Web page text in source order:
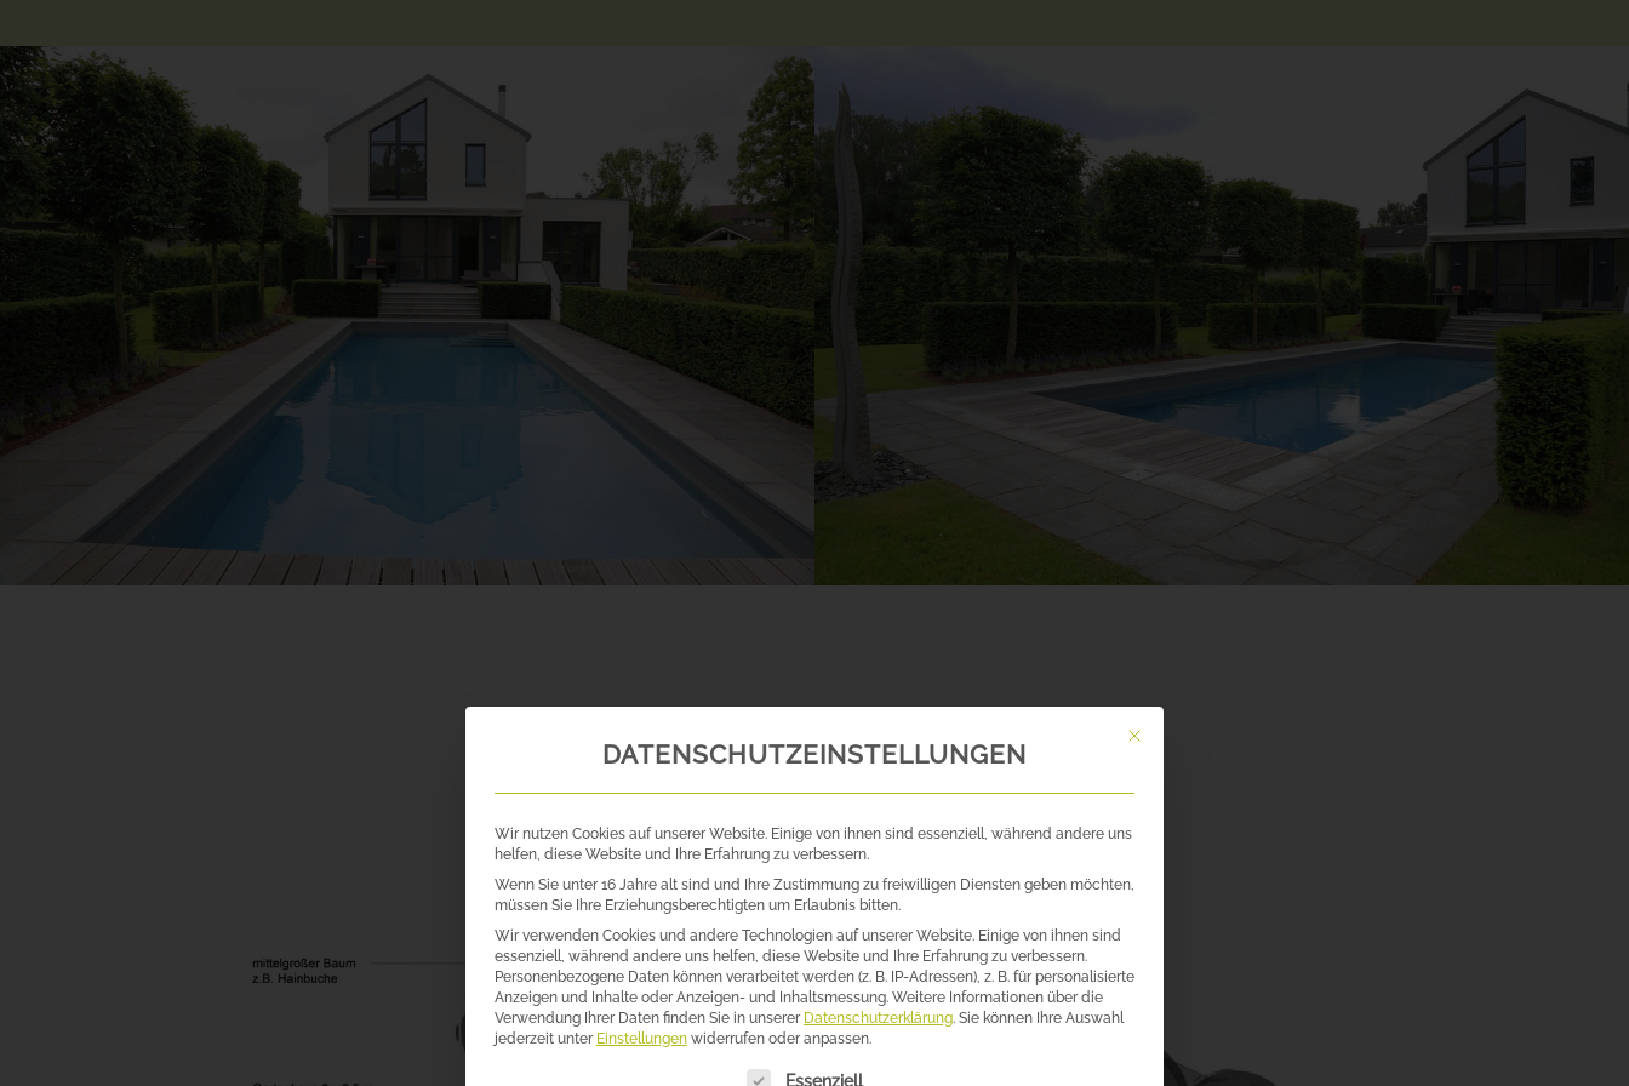
Mit diesem Button wird der Dialog geschlossen. Seine Funktionalität ist
DATENSCHUTZEINSTELLUNGEN
Wir nutzen Cookies auf unserer Website. Einige von ihnen sind essenziell, während andere uns
helfen, diese Website und Ihre Erfahrung zu verbessern.
Wenn Sie unter 16 Jahre alt sind und Ihre Zustimmung zu freiwilligen Diensten geben möchten,
müssen Sie Ihre Erziehungsberechtigten um Erlaubnis bitten.
Wir verwenden Cookies und andere Technologien auf unserer Website. Einige von ihnen sind
essenziell, während andere uns helfen, diese Website und Ihre Erfahrung zu verbessern.
Personenbezogene Daten können verarbeitet werden (z. B. IP-Adressen), z. B. für personalisierte
Anzeigen und Inhalte oder Anzeigen- und Inhaltsmessung. Weitere Informationen über die
Verwendung Ihrer Daten finden Sie in unserer Datenschutzerklärung. Sie können Ihre Auswahl
jederzeit unter Einstellungen widerrufen oder anpassen.
Es folgt eine Liste der Service-Gruppen, für die eine Einwilligung erteilt werden kann. Die erste Service-Gruppe ist essenziell und kann
Essenziell